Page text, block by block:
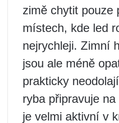
zimě chytit pouze
místech, kde led
nejrychleji. Zimní
jsou ale méně
prakticky
ryba připravuje
je velmi aktivní v